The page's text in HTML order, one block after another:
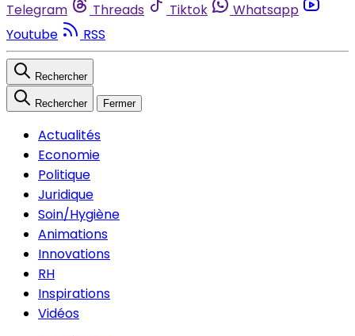
Telegram
Threads Tiktok
Whatsapp
Youtube
RSS
Rechercher
Rechercher Fermer
Actualités
Economie
Politique
Juridique
Soin/Hygiène
Animations
Innovations
RH
Inspirations
Vidéos